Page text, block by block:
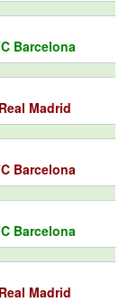
Barcelona
Real Madrid
Barcelona
Barcelona
Real Madrid